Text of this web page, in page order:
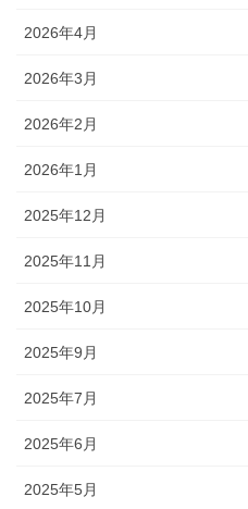
2026年4月
2026年3月
2026年2月
2026年1月
2025年12月
2025年11月
2025年10月
2025年9月
2025年7月
2025年6月
2025年5月